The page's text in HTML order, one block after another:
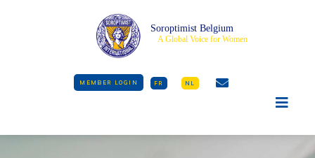
Soroptimist Belgium
A Global Voice for Women
MEMBER LOGIN FR NL